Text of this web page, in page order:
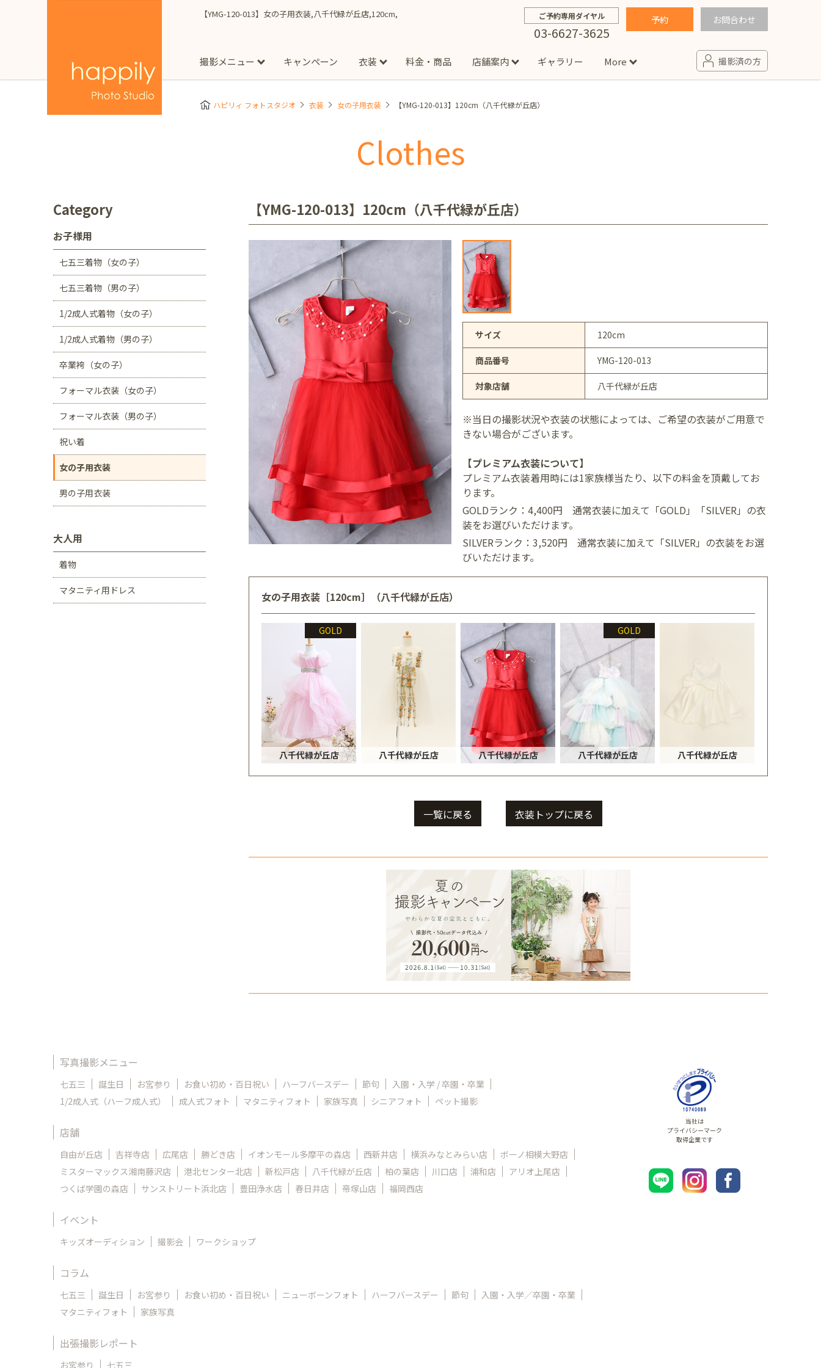
【YMG-120-013】女の子用衣装,八千代緑が丘店,120cm, ご予約専用ダイヤル
03-6627-3625
予約 お問合わせ
撮影メニュー
スタジオ撮影
成人式フォト マタニティフォト
お宮参り 入園・入学／卒園・卒業 ファミリーフォト 誕生日
キャンペーン 衣装
Clothes
七五三着物(男の子) 1/2成人式着物(女の子)
フォーマル衣装(男の子) 祝い着
マタニティ用ドレス
料金・商品 店舗案内
Store
吉祥寺店 イオンモール多摩平の森店
八千代緑が丘店 柏の葉店
アリオ上尾店
つくば学園の森店
静岡県
サンストリート浜北店
春日井店
帝塚山店
福岡県
ギャラリー More
More
撮影済の方
ハピリィ フォトスタジオ 衣装 女の子用衣装 【YMG-120-013】120cm（八千代緑が丘店）
Clothes
【YMG-120-013】120cm（八千代緑が丘店）
サイズ 120cm
商品番号 YMG-120-013
対象店舗 八千代緑が丘店
※当日の撮影状況や衣装の状態によっては、ご希望の衣装がご用意で
きない場合がございます。
【プレミアム衣装について】
プレミアム衣装着用時には1家族様当たり、以下の料金を頂戴してお
ります。
GOLDランク：4,400円 通常衣装に加えて「GOLD」「SILVER」の衣
装をお選びいただけます。
SILVERランク：3,520円 通常衣装に加えて「SILVER」の衣装をお選
びいただけます。
女の子用衣装［120cm］（八千代緑が丘店）
GOLD
八千代緑が丘店 八千代緑が丘店 八千代緑が丘店
GOLD
八千代緑が丘店 八千代緑が丘店
一覧に戻る 衣装トップに戻る
Category
お子様用
七五三着物（女の子）
七五三着物（男の子）
1/2成人式着物（女の子）
1/2成人式着物（男の子）
卒業袴（女の子）
フォーマル衣装（女の子）
フォーマル衣装（男の子）
祝い着
女の子用衣装
男の子用衣装
大人用
着物
マタニティ用ドレス
写真撮影メニュー
七五三 誕生日 お宮参り お食い初め・百日祝い ハーフバースデー 節句
入園・入学 / 卒園・卒業
1/2成人式（ハーフ成人式）
成人式フォト マタニティフォト 家族写真 シニアフォト ペット撮影
店舗
自由が丘店 吉祥寺店 広尾店 勝どき店 イオンモール多摩平の森店 西新井店 横浜みなとみらい店
ボーノ相模大野店
ミスターマックス湘南藤沢店
港北センター北店 新松戸店 八千代緑が丘店 柏の葉店 川口店 浦和店
アリオ上尾店
つくば学園の森店
サンストリート浜北店 豊田浄水店 春日井店 帝塚山店 福岡西店
イベント
キッズオーディション 撮影会 ワークショップ
コラム
七五三 誕生日 お宮参り お食い初め・百日祝い ニューボーンフォト ハーフバースデー 節句
入園・入学／卒園・卒業
マタニティフォト
家族写真
出張撮影レポート
お宮参り 七五三
当社は
プライバシーマーク
取得企業です